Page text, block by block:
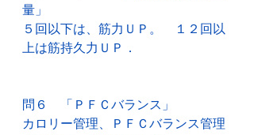
量」
５回以下は、筋力ＵＰ。　１２回以
上は筋持久力ＵＰ．
問６　「ＰＦＣバランス」
カロリー管理、ＰＦＣバランス管理